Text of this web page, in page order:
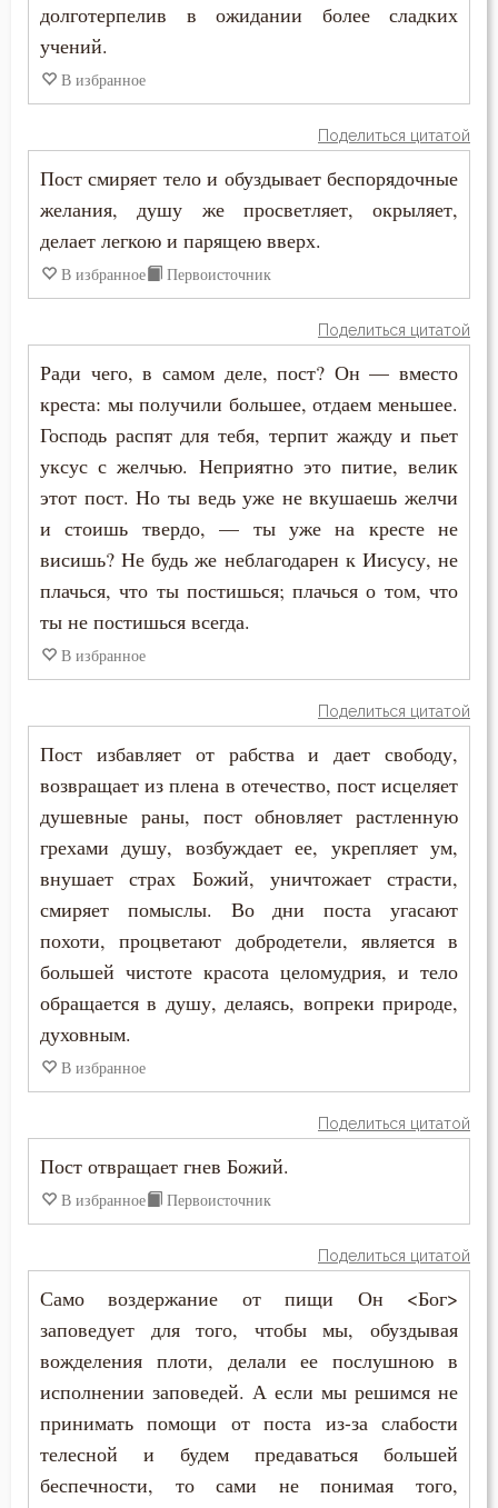
Намерение
Наслаждение
Наставление
Ненависть
Нечувствие
Обида
Обличение
Общение
Оскорбление
Оставление Богом
Осуждение
Отчаяние
Очищение
Падение
Печаль
Печаль по Богу
Подвижничество
Познание себя
Покаяние
Помощь Божия
долготерпелив в ожидании более сладких
учений.
В избранное
Поделиться цитатой
Пост смиряет тело и обуздывает беспорядочные
желания, душу же просветляет, окрыляет,
делает легкою и парящею вверх.
В избранное Первоисточник
Поделиться цитатой
Ради чего, в самом деле, пост? Он — вместо
креста: мы получили большее, отдаем меньшее.
Господь распят для тебя, терпит жажду и пьет
уксус с желчью. Неприятно это питие, велик
этот пост. Но ты ведь уже не вкушаешь желчи
и стоишь твердо, — ты уже на кресте не
висишь? Не будь же неблагодарен к Иисусу, не
плачься, что ты постишься; плачься о том, что
ты не постишься всегда.
В избранное
Поделиться цитатой
Пост избавляет от рабства и дает свободу,
возвращает из плена в отечество, пост исцеляет
душевные раны, пост обновляет растленную
грехами душу, возбуждает ее, укрепляет ум,
внушает страх Божий, уничтожает страсти,
смиряет помыслы. Во дни поста угасают
похоти, процветают добродетели, является в
большей чистоте красота целомудрия, и тело
обращается в душу, делаясь, вопреки природе,
духовным.
В избранное
Поделиться цитатой
Пост отвращает гнев Божий.
В избранное Первоисточник
Поделиться цитатой
Само воздержание от пищи Он <Бог>
заповедует для того, чтобы мы, обуздывая
вожделения плоти, делали ее послушною в
исполнении заповедей. А если мы решимся не
принимать помощи от поста из-за слабости
телесной и будем предаваться большей
беспечности, то сами не понимая того,